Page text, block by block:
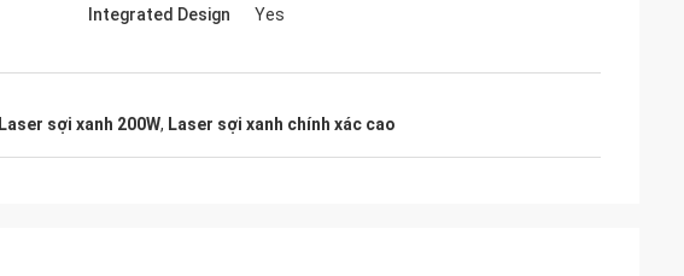
Integrated Design Yes
Laser sợi xanh 200W, Laser sợi xanh chính xác cao